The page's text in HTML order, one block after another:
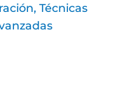
, Técnicas